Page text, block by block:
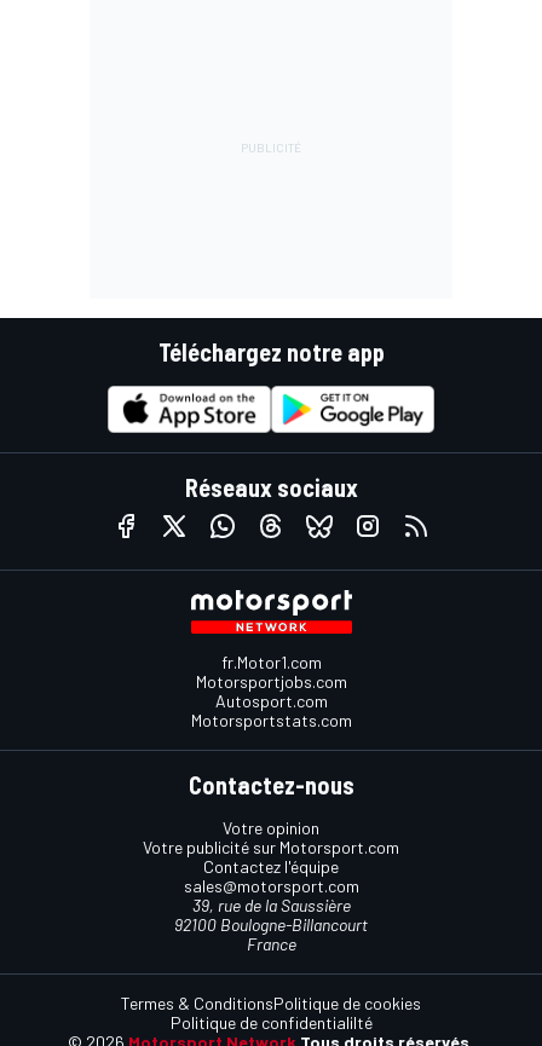
Téléchargez notre app
Réseaux sociaux
fr.Motor1.com
Motorsportjobs.com
Autosport.com
Motorsportstats.com
Contactez-nous
Votre opinion
Votre publicité sur Motorsport.com
Contactez l'équipe
sales@motorsport.com
39, rue de la Saussière
92100 Boulogne-Billancourt
France
Termes & ConditionsPolitique de cookies
Politique de confidentialilté